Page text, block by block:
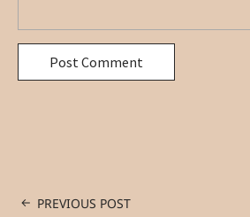
PREVIOUS POST